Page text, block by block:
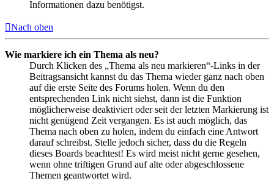
Informationen dazu benötigst.
Nach oben
Wie markiere ich ein Thema als neu?
Durch Klicken des „Thema als neu markieren“-Links in der
Beitragsansicht kannst du das Thema wieder ganz nach oben
auf die erste Seite des Forums holen. Wenn du den
entsprechenden Link nicht siehst, dann ist die Funktion
möglicherweise deaktiviert oder seit der letzten Markierung ist
nicht genügend Zeit vergangen. Es ist auch möglich, das
Thema nach oben zu holen, indem du einfach eine Antwort
darauf schreibst. Stelle jedoch sicher, dass du die Regeln
dieses Boards beachtest! Es wird meist nicht gerne gesehen,
wenn ohne triftigen Grund auf alte oder abgeschlossene
Themen geantwortet wird.